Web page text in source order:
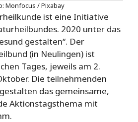
Monfocus / Pixabay
ist eine Initiative
2020 unter das
gestalten“. Der
(in Neulingen) ist
Tages, jeweils am 2.
Die teilnehmenden
das gemeinsame,
Aktionstagsthema mit